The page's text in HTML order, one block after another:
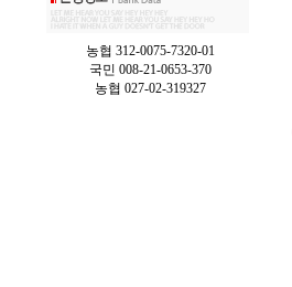
농협 312-0075-7320-01
국민 008-21-0653-370
농협 027-02-319327